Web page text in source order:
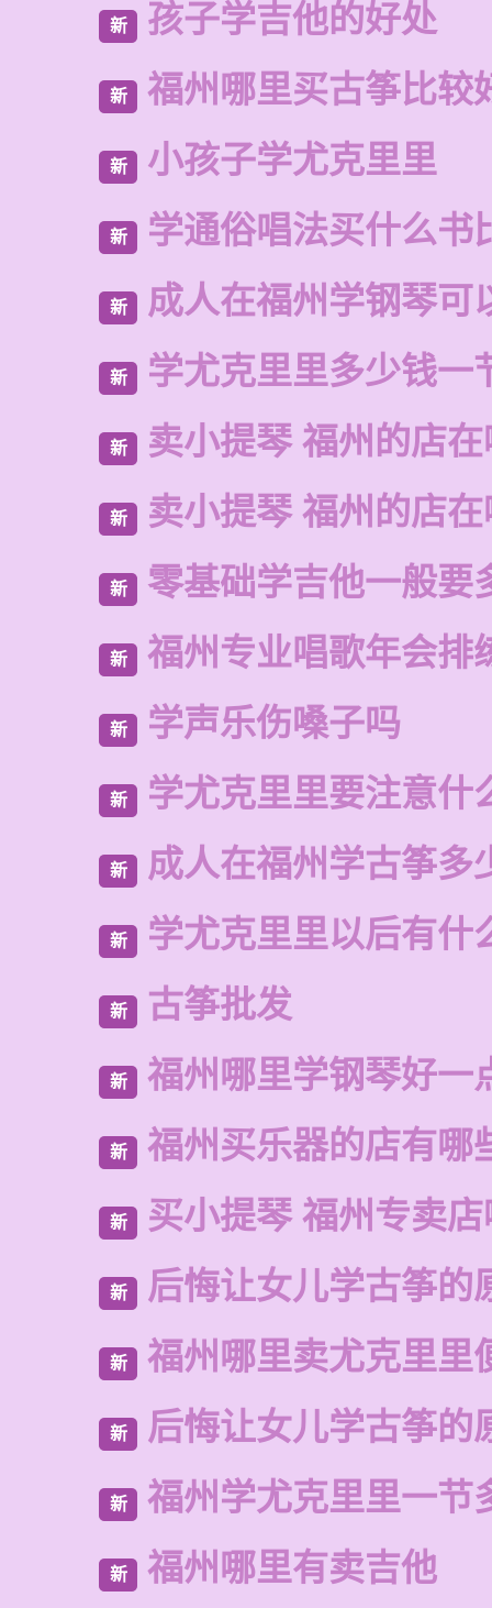
新 孩子学吉他的好处
新 福州哪里买古筝比较
新 小孩子学尤克里里
新 学通俗唱法买什么书
新 成人在福州学钢琴可
新 学尤克里里多少钱一
新 卖小提琴 福州的店
新 卖小提琴 福州的店
新 零基础学吉他一般要
新 福州专业唱歌年会排
新 学声乐伤嗓子吗
新 学尤克里里要注意什
新 成人在福州学古筝多
新 学尤克里里以后有什
新 古筝批发
新 福州哪里学钢琴好一
新 福州买乐器的店有哪
新 买小提琴 福州专卖
新 后悔让女儿学古筝的
新 福州哪里卖尤克里里
新 后悔让女儿学古筝的
新 福州学尤克里里一节
新 福州哪里有卖吉他